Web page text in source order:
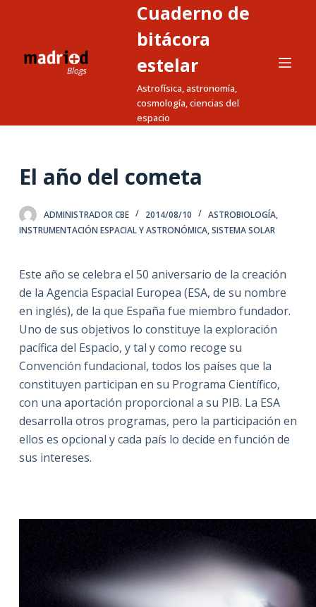
a
e
d
o
Cuaderno de
bitácora
estelar
Astrofísica, astronomía,
cosmología, ciencias del
espacio
El año del cometa
ADMINISTRADOR CBE 2014/08/10 ASTROBIOLOGÍA,
INSTRUMENTACIÓN ESPACIAL Y ASTRONÓMICA,SISTEMA SOLAR
Este año se celebra el 50 aniversario de la creación
de la Agencia Espacial Europea (ESA, de su nombre
en inglés), de la que España fue miembro fundador.
Uno de sus objetivos lo constituye la exploración
pacífica del Espacio, y tal y como recoge su
Convención fundacional, todos los países que la
constituyen participan en su Programa Científico,
con una aportación proporcional a su PIB. La ESA
desarrolla otros programas, pero la participación en
ellos es opcional y cada país lo decide en función de
sus intereses.